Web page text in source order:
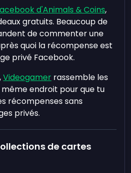
d'Animals & Coins,
gratuits. Beaucoup de
de commenter une
quoi la récompense est
privé Facebook.
Videogamer rassemble les
endroit pour que tu
récompenses sans
privés.
de cartes